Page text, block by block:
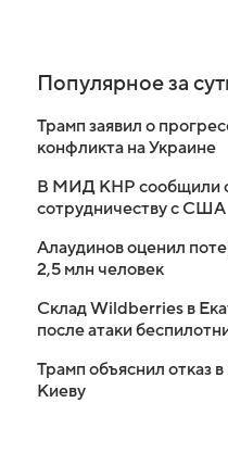
Популярное за
Трамп заявил о
конфликта на Украине
В МИД КНР сообщили о
сотрудничеству с США
Алаудинов оценил
2,5 млн человек
Склад Wildberries в
после атаки
Трамп объяснил отказ
Киеву